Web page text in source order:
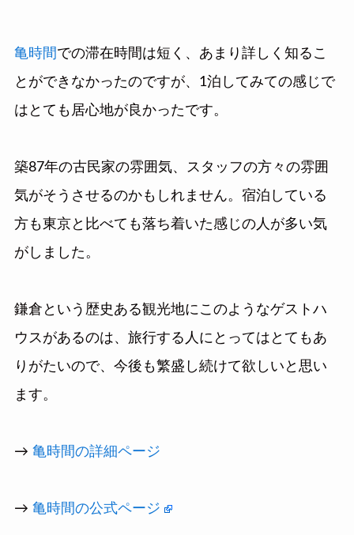
亀時間での滞在時間は短く、あまり詳しく知るこ
とができなかったのですが、1泊してみての感じで
はとても居心地が良かったです。
築87年の古民家の雰囲気、スタッフの方々の雰囲
気がそうさせるのかもしれません。宿泊している
方も東京と比べても落ち着いた感じの人が多い気
がしました。
鎌倉という歴史ある観光地にこのようなゲストハ
ウスがあるのは、旅行する人にとってはとてもあ
りがたいので、今後も繁盛し続けて欲しいと思い
ます。
→ 亀時間の詳細ページ
→ 亀時間の公式ページ